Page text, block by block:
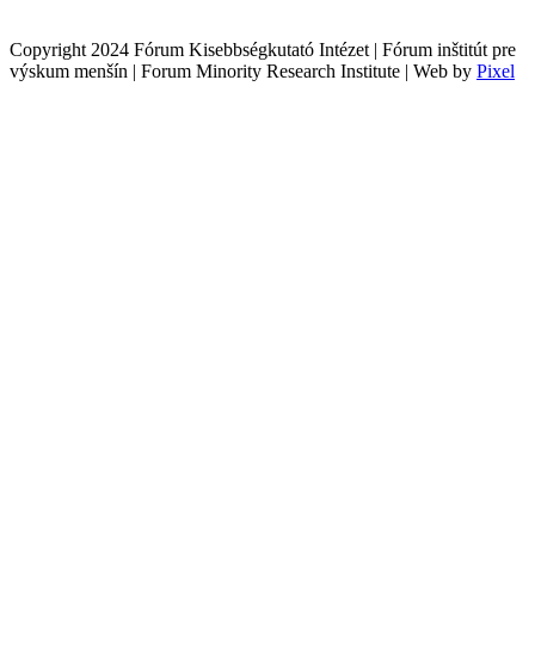
Copyright 2024 Fórum Kisebbségkutató Intézet | Fórum inštitút pre
výskum menšín | Forum Minority Research Institute | Web by Pixel